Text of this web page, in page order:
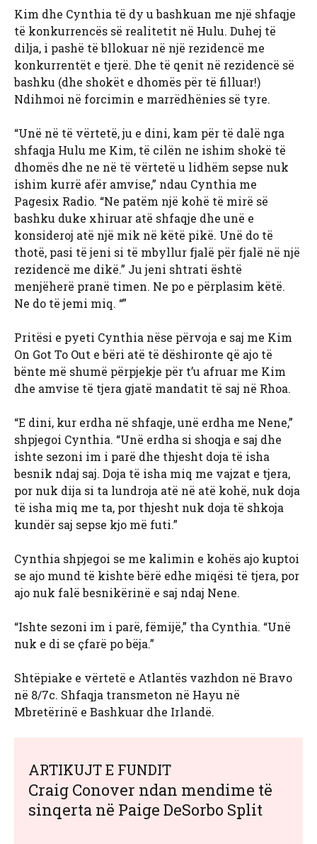
Kim dhe Cynthia të dy u bashkuan me një shfaqje
të konkurrencës së realitetit në Hulu. Duhej të
dilja, i pashë të bllokuar në një rezidencë me
konkurrentët e tjerë. Dhe të qenit në rezidencë së
bashku (dhe shokët e dhomës për të filluar!)
Ndihmoi në forcimin e marrëdhënies së tyre.
“Unë në të vërtetë, ju e dini, kam për të dalë nga
shfaqja Hulu me Kim, të cilën ne ishim shokë të
dhomës dhe ne në të vërtetë u lidhëm sepse nuk
ishim kurrë afër amvise,” ndau Cynthia me
Pagesix Radio. “Ne patëm një kohë të mirë së
bashku duke xhiruar atë shfaqje dhe unë e
konsideroj atë një mik në këtë pikë. Unë do të
thotë, pasi të jeni si të mbyllur fjalë për fjalë në një
rezidencë me dikë.” Ju jeni shtrati është
menjëherë pranë timen. Ne po e përplasim këtë.
Ne do të jemi miq. “”
Pritësi e pyeti Cynthia nëse përvoja e saj me Kim
On Got To Out e bëri atë të dëshironte që ajo të
bënte më shumë përpjekje për t’u afruar me Kim
dhe amvise të tjera gjatë mandatit të saj në Rhoa.
“E dini, kur erdha në shfaqje, unë erdha me Nene,”
shpjegoi Cynthia. “Unë erdha si shoqja e saj dhe
ishte sezoni im i parë dhe thjesht doja të isha
besnik ndaj saj. Doja të isha miq me vajzat e tjera,
por nuk dija si ta lundroja atë në atë kohë, nuk doja
të isha miq me ta, por thjesht nuk doja të shkoja
kundër saj sepse kjo më futi.”
Cynthia shpjegoi se me kalimin e kohës ajo kuptoi
se ajo mund të kishte bërë edhe miqësi të tjera, por
ajo nuk falë besnikërinë e saj ndaj Nene.
“Ishte sezoni im i parë, fëmijë,” tha Cynthia. “Unë
nuk e di se çfarë po bëja.”
Shtëpiake e vërtetë e Atlantës vazhdon në Bravo
në 8/7c. Shfaqja transmeton në Hayu në
Mbretërinë e Bashkuar dhe Irlandë.
ARTIKUJT E FUNDIT
Craig Conover ndan mendime të
sinqerta në Paige DeSorbo Split